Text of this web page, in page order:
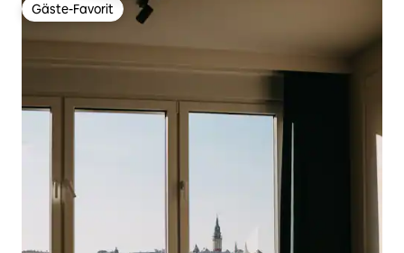
Gäste-Favorit
Gäste-Favorit